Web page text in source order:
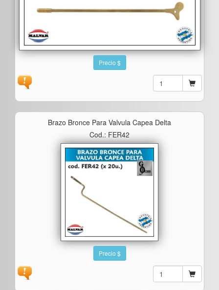
Precio $
Brazo Bronce Para Valvula Capea Delta
Cod.: FER42
Precio $